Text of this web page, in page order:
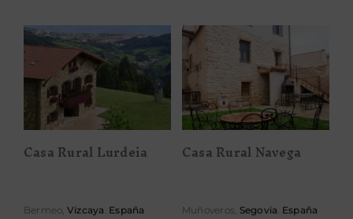
Casa Rural
Lurdeia
Casa Rural Lurdeia
Bermeo, Vizcaya . España
Casa Rural
Navega
Casa Rural Navega
Muñoveros, Segovia. España